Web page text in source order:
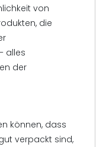
von
die
alles
der
können, dass
verpackt sind,